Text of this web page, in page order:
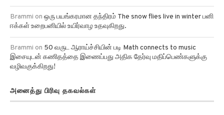
Brammi on ஒரு பயங்கரமான தந்திரம் The snow flies live in winter பனி
ஈக்கள் உறைபனியில் உயிர்வாழ உதவுகிறது.
Brammi on 50 வருட ஆராய்ச்சியின் படி Math connects to music
இசையுடன் கணிதத்தை இணைப்பது அதிக தேர்வு மதிப்பெண்களுக்கு
வழிவகுக்கிறது!
அனைத்து பிரிவு தகவல்கள்